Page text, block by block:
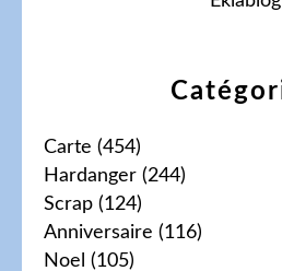
Carte (454)
Hardanger (244)
Scrap (124)
Anniversaire (116)
Noel (105)